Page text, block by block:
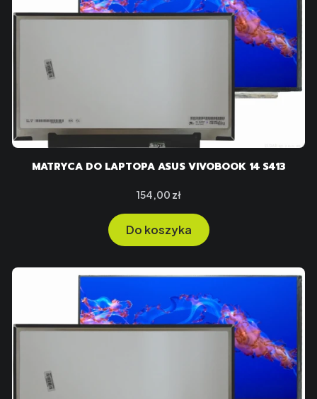
MATRYCA DO LAPTOPA ASUS VIVOBOOK 14 S413
Cena
154,00 zł
Do koszyka